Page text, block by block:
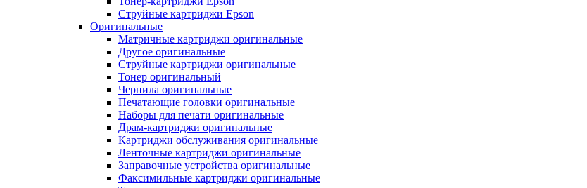
Струйные картриджи Epson
Оригинальные
Матричные картриджи оригинальные
Другое оригинальные
Струйные картриджи оригинальные
Тонер оригинальный
Чернила оригинальные
Печатающие головки оригинальные
Наборы для печати оригинальные
Драм-картриджи оригинальные
Картриджи обслуживания оригинальные
Ленточные картриджи оригинальные
Заправочные устройства оригинальные
Факсимильные картриджи оригинальные